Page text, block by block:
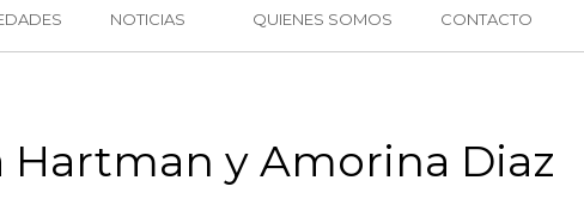
NOTICIAS QUIENES SOMOS CONTACTO
Hartman y Amorina Diaz